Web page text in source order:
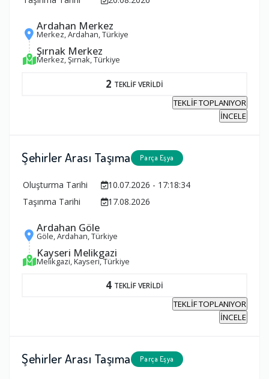
Ardahan Merkez
Merkez, Ardahan, Türkiye
Şırnak Merkez
Merkez, Şırnak, Türkiye
2 TEKLİF VERİLDİ
TEKLİF TOPLANIYOR
İNCELE
Şehirler Arası Taşıma Parça Eşya
Oluşturma Tarihi
10.07.2026 - 17:18:34
Taşınma Tarihi
17.08.2026
Ardahan Göle
Göle, Ardahan, Türkiye
Kayseri Melikgazi
Melikgazi, Kayseri, Türkiye
4 TEKLİF VERİLDİ
TEKLİF TOPLANIYOR
İNCELE
Şehirler Arası Taşıma Parça Eşya